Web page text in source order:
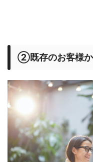
②既存のお客様か